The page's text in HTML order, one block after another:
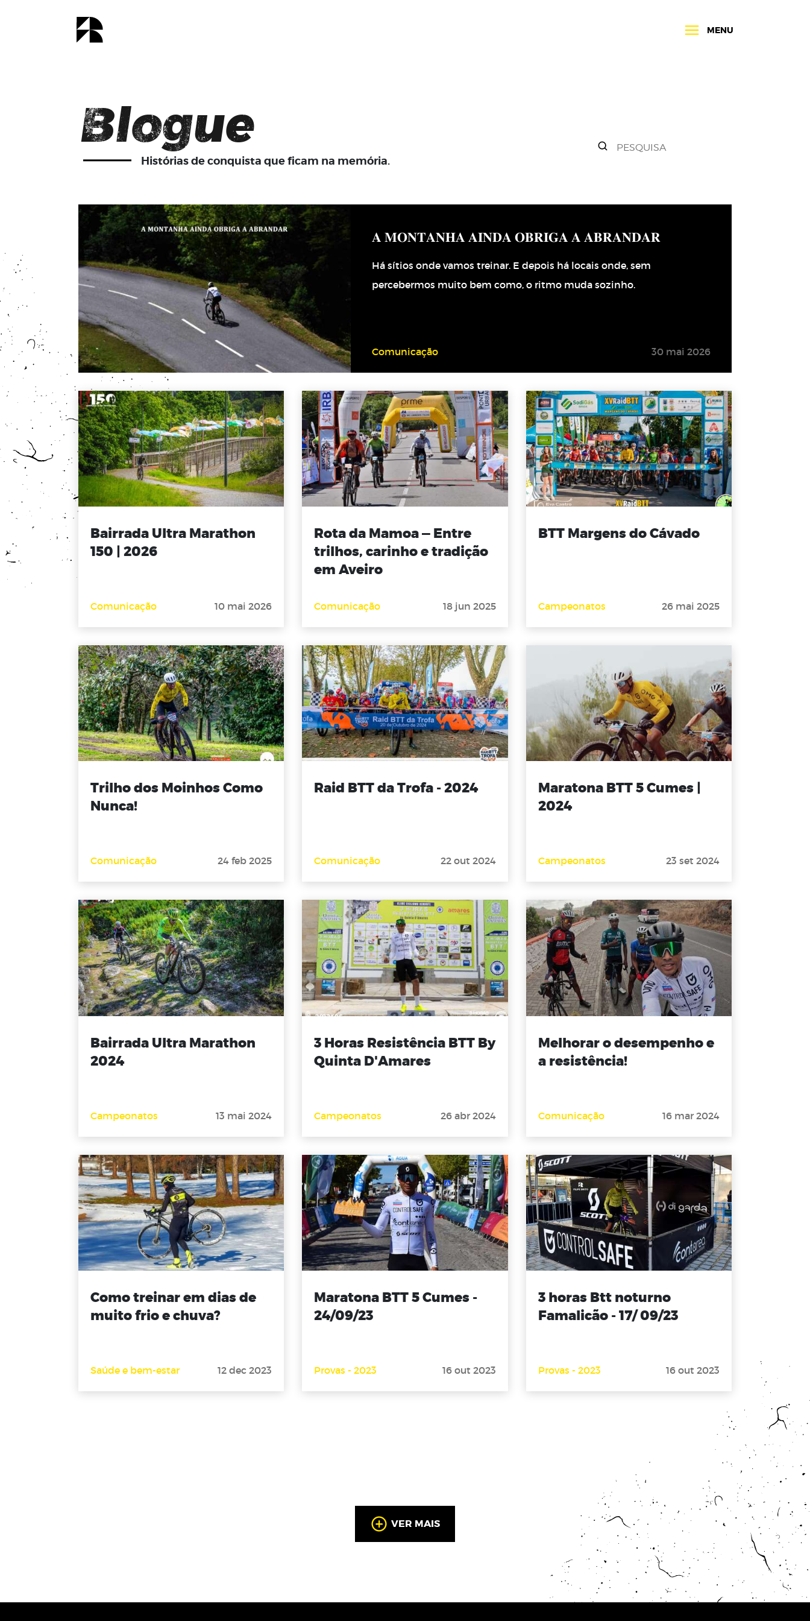
MENU
Blogue
Histórias de conquista que ficam na memória.
𝐀 𝐌𝐎𝐍𝐓𝐀𝐍𝐇𝐀 𝐀𝐈𝐍𝐃𝐀 𝐎𝐁𝐑𝐈𝐆𝐀 𝐀 𝐀𝐁𝐑𝐀𝐍𝐃𝐀𝐑
Há sítios onde vamos treinar. E depois há locais onde, sem
percebermos muito bem como, o ritmo muda sozinho.
Comunicação 30 mai 2026
Bairrada Ultra Marathon
150 | 2026
Comunicação 10 mai 2026
Rota da Mamoa — Entre
trilhos, carinho e tradição
em Aveiro
Comunicação 18 jun 2025
BTT Margens do Cávado
Campeonatos 26 mai 2025
Trilho dos Moinhos Como
Nunca!
Comunicação 24 feb 2025
Raid BTT da Trofa - 2024
Comunicação 22 out 2024
Maratona BTT 5 Cumes |
2024
Campeonatos 23 set 2024
Bairrada Ultra Marathon
2024
Campeonatos 13 mai 2024
3 Horas Resistência BTT By
Quinta D'Amares
Campeonatos 26 abr 2024
Melhorar o desempenho e
a resistência!
Comunicação 16 mar 2024
Como treinar em dias de
muito frio e chuva?
Saúde e bem-estar 12 dec 2023
Maratona BTT 5 Cumes -
24/09/23
Provas - 2023 16 out 2023
3 horas Btt noturno
Famalicão - 17/ 09/23
Provas - 2023 16 out 2023
VER MAIS